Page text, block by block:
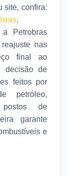
site, confira:
.
Petrobras
nas
final ao
decisão de
feitos por
petróleo,
postos de
garante
e